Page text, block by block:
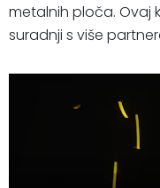
metalnih ploča. Ovaj
suradnji s više